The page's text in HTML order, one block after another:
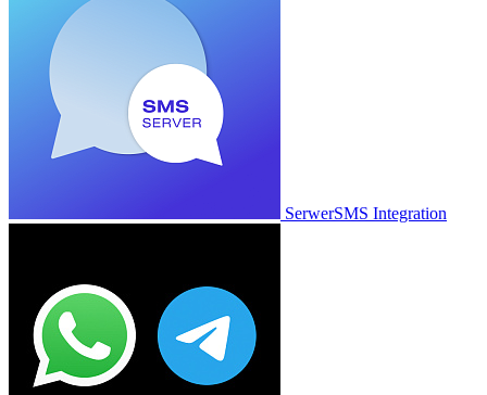
SerwerSMS Integration